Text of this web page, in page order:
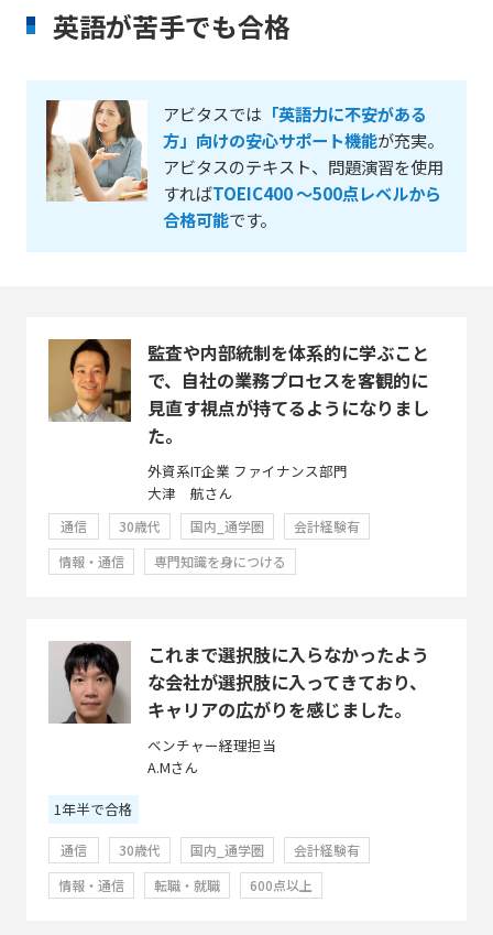
英語が苦手でも合格
アビタスでは 「英語力に不安がある
方」向けの安心サポート機能が充実。
アビタスのテキスト、問題演習を使用
すればTOEIC400 ～500点レベルから
合格可能です。
監査や内部統制を体系的に学ぶこと
で、自社の業務プロセスを客観的に
見直す視点が持てるようになりまし
た。
外資系IT企業 ファイナンス部門
大津 航さん
通信 30歳代 国内_通学圏
会計経験有
情報・通信
専門知識を身につける
これまで選択肢に入らなかったよう
な会社が選択肢に入ってきており、
キャリアの広がりを感じました。
ベンチャー経理担当
A.Mさん
1年半で合格
通信 30歳代 国内_通学圏
会計経験有
情報・通信
転職・就職 600点以上